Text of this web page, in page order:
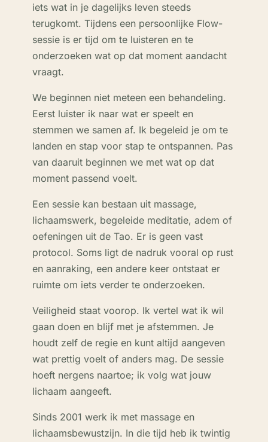
iets wat in je dagelijks leven steeds
terugkomt. Tijdens een persoonlijke Flow-
sessie is er tijd om te luisteren en te
onderzoeken wat op dat moment aandacht
vraagt.
We beginnen niet meteen een behandeling.
Eerst luister ik naar wat er speelt en
stemmen we samen af. Ik begeleid je om te
landen en stap voor stap te ontspannen. Pas
van daaruit beginnen we met wat op dat
moment passend voelt.
Een sessie kan bestaan uit massage,
lichaamswerk, begeleide meditatie, adem of
oefeningen uit de Tao. Er is geen vast
protocol. Soms ligt de nadruk vooral op rust
en aanraking, een andere keer ontstaat er
ruimte om iets verder te onderzoeken.
Veiligheid staat voorop. Ik vertel wat ik wil
gaan doen en blijf met je afstemmen. Je
houdt zelf de regie en kunt altijd aangeven
wat prettig voelt of anders mag. De sessie
hoeft nergens naartoe; ik volg wat jouw
lichaam aangeeft.
Sinds 2001 werk ik met massage en
lichaamsbewustzijn. In die tijd heb ik twintig